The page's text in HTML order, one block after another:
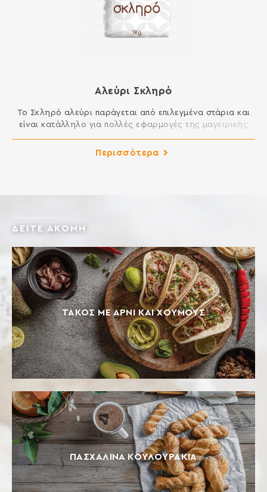
Αλεύρι Σκληρό
Το Σκληρό αλεύρι παράγεται από επιλεγμένα στάρια και
είναι κατάλληλο για πολλές εφαρμογές της μαγειρικής
ανοίγετε άψογα φύλλο, ενώ είναι κατάλληλο για
Περισσότερα
ΔΕΙΤΕ ΑΚΟΜΗ
ΤΑΚΟΣ ΜΕ ΑΡΝΙ ΚΑΙ ΧΟΥΜΟΥΣ
ΠΑΣΧΑΛΙΝΑ ΚΟΥΛΟΥΡΑΚΙΑ